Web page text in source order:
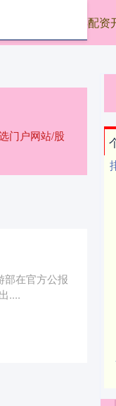
股票配
门户网站/股
部在官方公报
....